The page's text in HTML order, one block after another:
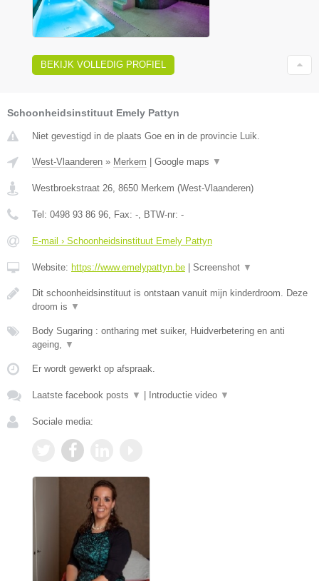
BEKIJK VOLLEDIG PROFIEL
Schoonheidsinstituut Emely Pattyn
Niet gevestigd in de plaats Goe en in de provincie Luik.
West-Vlaanderen » Merkem Google maps ▼
Westbroekstraat 26 8650 Merkem (West-Vlaanderen)
Tel: 0498 93 86 96 , Fax: - , BTW-nr: -
E-mail › Schoonheidsinstituut Emely Pattyn
Website: https://www.emelypattyn.be Screenshot ▼
Dit schoonheidsinstituut is ontstaan vanuit mijn kinderdroom. Deze
droom is ▼
Body Sugaring : ontharing met suiker, Huidverbetering en anti
ageing,
▼
Er wordt gewerkt op afspraak.
Laatste facebook posts ▼ Introductie video ▼
Sociale media: